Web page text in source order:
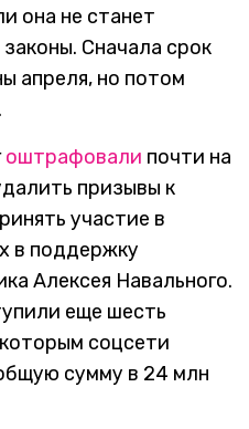
она не станет
Сначала срок
апреля, но потом
оштрафовали почти на
призывы к
участие в
в поддержку
Алексея Навального.
еще шесть
соцсети
сумму в 24 млн